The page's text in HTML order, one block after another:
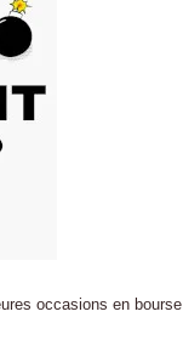
occasions en bourse